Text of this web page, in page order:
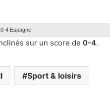
4 Espagne
sur un score de 0-4.
Sport & loisirs